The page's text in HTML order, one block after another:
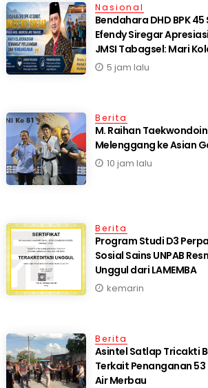
Nasional
Bendahara DHD BPK
Efendy Siregar
JMSI Tabagsel: Mari
Semangat Perjuangan
5 jam lalu
Berita
M. Raihan
Melenggang ke Asian
10 jam lalu
Berita
Program Studi D3
Sosial Sains UNPAB
Unggul dari LAMEMBA
kemarin
Berita
Asintel Satlap Tricakti
Terkait Penanganan 53
Air Merbau